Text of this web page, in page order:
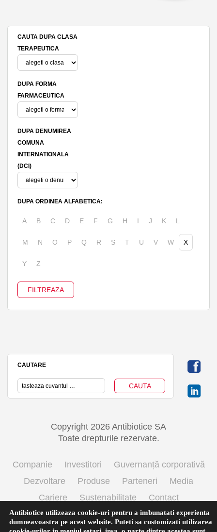
CAUTA DUPA CLASA
TERAPEUTICA
DUPA FORMA
FARMACEUTICA
DUPA DENUMIREA
COMUNA
INTERNATIONALA
(DCI)
DUPA ORDINEA ALFABETICA:
A B C D E F G H I J K L
M N O P Q R S T U V W X
Y Z
CAUTARE
Copyright 2026 Antibiotice SA
Toate drepturile rezervate.
Companie Investitori
Guvernanță corporativă
Dezvoltare
Produse Parteneri
Media
Cariere
Sustenabilitate
Contact
Termeni si conditii de utilizare
Politica cookie
Antibiotice utilizeaza cookie-uri pentru a imbunatati experienta
dumneavoastra pe acest website. Puteti sa customizati utilizarea